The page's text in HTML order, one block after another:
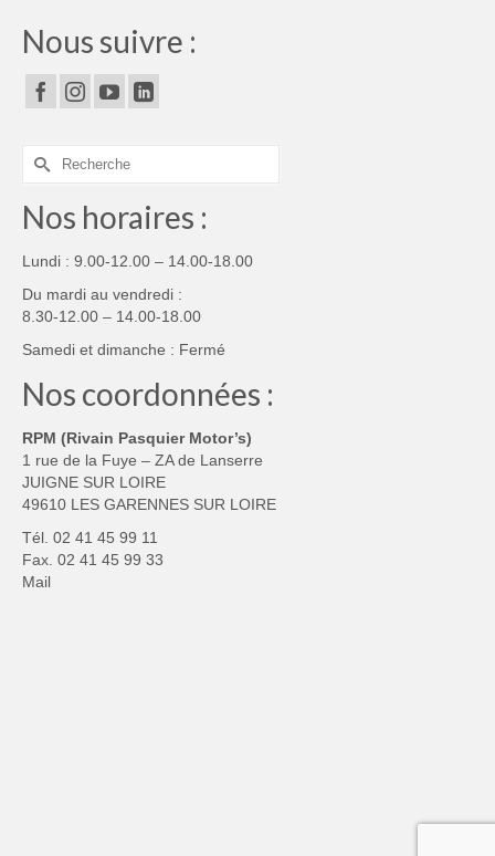
Nous suivre :
Rechercher :
Nos horaires :
Lundi : 9.00-12.00 – 14.00-18.00
Du mardi au vendredi :
8.30-12.00 – 14.00-18.00
Samedi et dimanche : Fermé
Nos coordonnées :
RPM (Rivain Pasquier Motor’s)
1 rue de la Fuye – ZA de Lanserre
JUIGNE SUR LOIRE
49610 LES GARENNES SUR LOIRE
Tél. 02 41 45 99 11
Fax. 02 41 45 99 33
Mail